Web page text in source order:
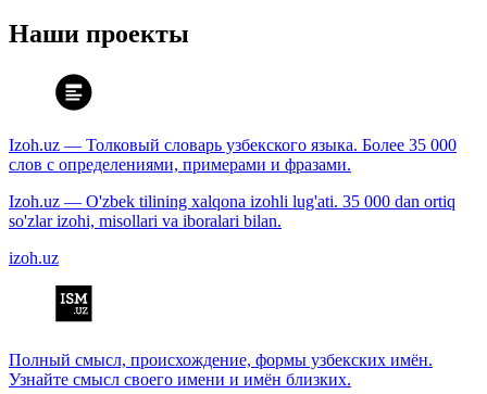
Наши проекты
Izoh.uz — Толковый словарь узбекского языка. Более 35 000
слов с определениями, примерами и фразами.
Izoh.uz — O'zbek tilining xalqona izohli lug'ati. 35 000 dan ortiq
so'zlar izohi, misollari va iboralari bilan.
izoh.uz
Полный смысл, происхождение, формы узбекских имён.
Узнайте смысл своего имени и имён близких.